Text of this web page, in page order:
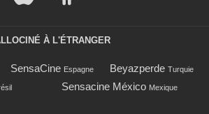
À L'ÉTRANGER
SensaCine Espagne Beyazperde Turquie
Sensacine México Mexique